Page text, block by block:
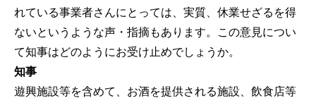
れている事業者さんにとっては、実質、休業せざるを得
ないというような声・指摘もあります。この意見につい
て知事はどのようにお受け止めでしょうか。
知事
遊興施設等を含めて、お酒を提供される施設、飲食店等